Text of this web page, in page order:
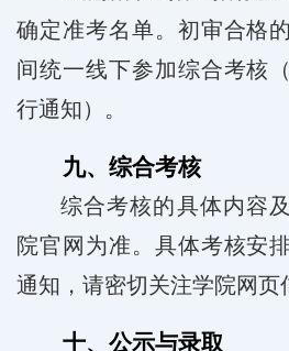
确定准考名单。初审合格
间统一线下参加综合考核
行通知）。
九、综合考核
综合考核的具体内容
院官网为准。具体考核安
通知，请密切关注学院网页
十、公示与录取